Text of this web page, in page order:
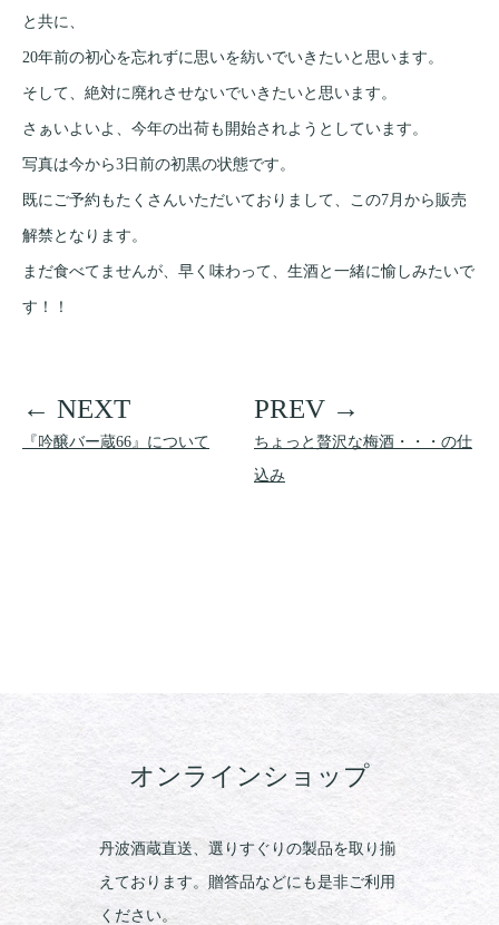
と共に、
20年前の初心を忘れずに思いを紡いでいきたいと思います。
そして、絶対に廃れさせないでいきたいと思います。
さぁいよいよ、今年の出荷も開始されようとしています。
写真は今から3日前の初黒の状態です。
既にご予約もたくさんいただいておりまして、この7月から販売
解禁となります。
まだ食べてませんが、早く味わって、生酒と一緒に愉しみたいで
す！！
『吟醸バー蔵66』について
ちょっと贅沢な梅酒・・・の仕
込み
オンラインショップ
丹波酒蔵直送、選りすぐりの製品を取り揃
えております。贈答品などにも是非ご利用
ください。